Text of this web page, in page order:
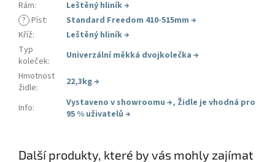
Rám: Leštěný hliník→
? Píst: Standard Freedom 410-515mm →
Kříž: Leštěný hliník→
Typ
koleček: Univerzální měkká dvojkolečka →
Hmotnost
židle: 22,3kg→
Info: Vystaveno v showroomu →, Židle je vhodná pro
95 % uživatelů →
Další produkty, které by vás mohly zajímat